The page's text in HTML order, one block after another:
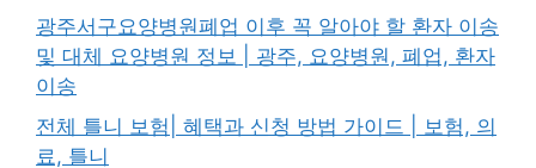
광주서구요양병원폐업 이후 꼭 알아야 할 환자 이송
및 대체 요양병원 정보 | 광주, 요양병원, 폐업, 환자
이송
전체 틀니 보험| 혜택과 신청 방법 가이드 | 보험, 의
료, 틀니